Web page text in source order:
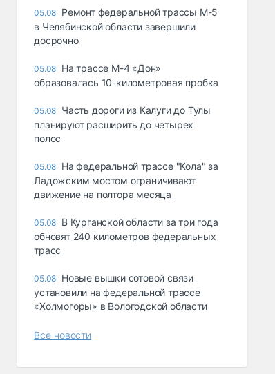
05.08 Ремонт федеральной трассы М-5
в Челябинской области завершили
досрочно
05.08 На трассе М-4 «Дон»
образовалась 10-километровая пробка
05.08 Часть дороги из Калуги до Тулы
планируют расширить до четырех
полос
05.08 На федеральной трассе "Кола" за
Ладожским мостом ограничивают
движение на полтора месяца
05.08 В Курганской области за три года
обновят 240 километров федеральных
трасс
05.08 Новые вышки сотовой связи
установили на федеральной трассе
«Холмогоры» в Вологодской области
Все новости